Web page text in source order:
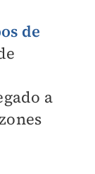
de
a